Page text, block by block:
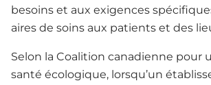
besoins et aux exigences
aires de soins aux patients et des
Selon la Coalition canadienne pour
santé écologique, lorsqu’un